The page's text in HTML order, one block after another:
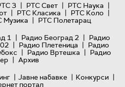
3 | РТС Свет | РТС Наука |
| РТС Класика | РТС Коло |
Музика | РТС Полетарац
1 | Радио Београд 2 | Радио
| Радио Плетеница | Радио
| Радио Вртешка | Радио
| Архив
| Јавне набавке | Конкурси |
портал